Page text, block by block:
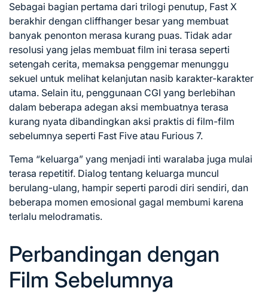
Sebagai bagian pertama dari trilogi penutup, Fast X
berakhir dengan cliffhanger besar yang membuat
banyak penonton merasa kurang puas. Tidak adar
resolusi yang jelas membuat film ini terasa seperti
setengah cerita, memaksa penggemar menunggu
sekuel untuk melihat kelanjutan nasib karakter-karakter
utama. Selain itu, penggunaan CGI yang berlebihan
dalam beberapa adegan aksi membuatnya terasa
kurang nyata dibandingkan aksi praktis di film-film
sebelumnya seperti Fast Five atau Furious 7.
Tema “keluarga” yang menjadi inti waralaba juga mulai
terasa repetitif. Dialog tentang keluarga muncul
berulang-ulang, hampir seperti parodi diri sendiri, dan
beberapa momen emosional gagal membumi karena
terlalu melodramatis.
Perbandingan dengan
Film Sebelumnya